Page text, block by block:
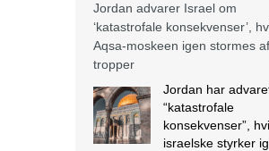
Jordan advarer Israel om
‘katastrofale konsekvenser’,
Aqsa-moskeen igen stormes af
tropper
Jordan har
“katastrofale
konsekvenser”,
israelske styrker